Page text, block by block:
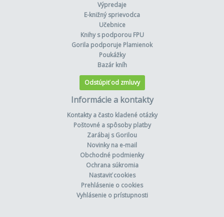
Výpredaje
E-knižný sprievodca
Učebnice
Knihy s podporou FPU
Gorila podporuje Plamienok
Poukážky
Bazár kníh
Odstúpiť od zmluvy
Informácie a kontakty
Kontakty a často kladené otázky
Poštovné a spôsoby platby
Zarábaj s Gorilou
Novinky na e-mail
Obchodné podmienky
Ochrana súkromia
Nastaviť cookies
Prehlásenie o cookies
Vyhlásenie o prístupnosti